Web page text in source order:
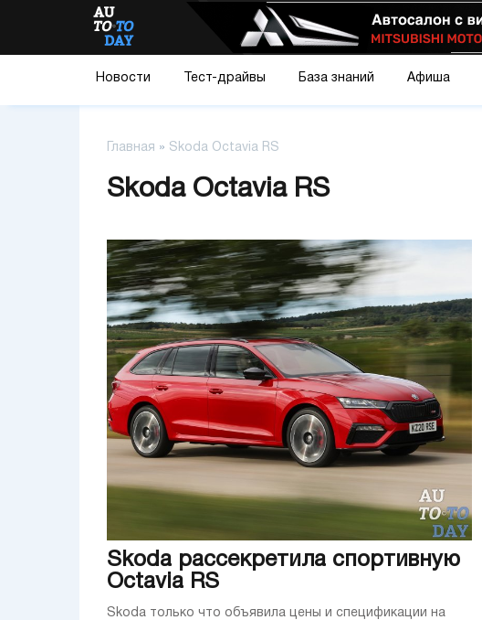
Новости Тест-драйвы База знаний Афиша
Главная » Skoda Octavia RS
Skoda Octavia RS
Skoda рассекретила спортивную
Octavia RS
Skoda только что объявила цены и спецификации на